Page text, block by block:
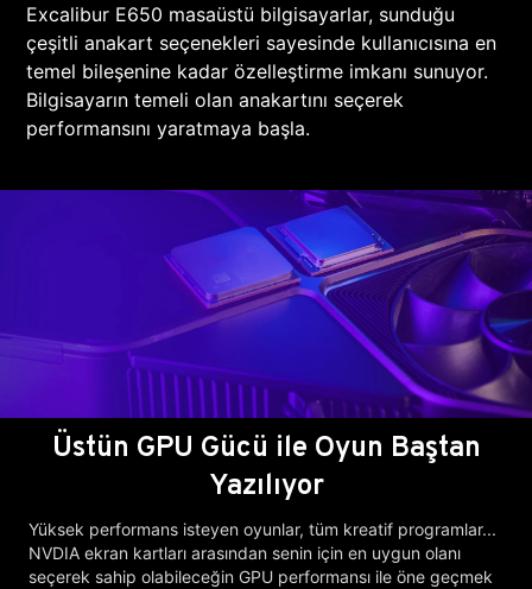
Excalibur E650 masaüstü bilgisayarlar, sunduğu
çeşitli anakart seçenekleri sayesinde kullanıcısına en
temel bileşenine kadar özelleştirme imkanı sunuyor.
Bilgisayarın temeli olan anakartını seçerek
performansını yaratmaya başla.
Üstün GPU Gücü ile Oyun Baştan
Yazılıyor
Yüksek performans isteyen oyunlar, tüm kreatif programlar...
NVDIA ekran kartları arasından senin için en uygun olanı
seçerek sahip olabileceğin GPU performansı ile öne geçmek